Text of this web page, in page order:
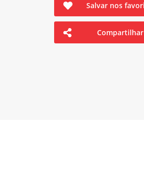
Salvar nos
Compartilhar